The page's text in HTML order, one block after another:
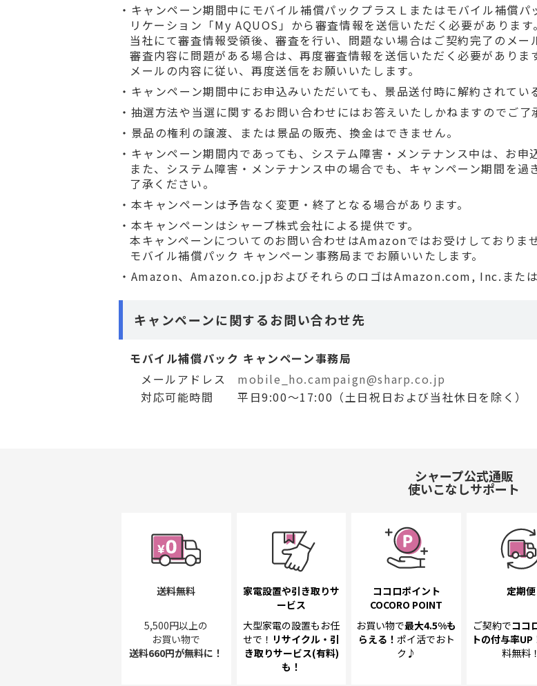
キャンペーン期間中にモバイル補償パックプラスＬまたはモバイル補償
リケーション「My AQUOS」から審査情報を送信いただく必要があります。
当社にて審査情報受領後、審査を行い、問題ない場合はご契約完了のメー
審査内容に問題がある場合は、再度審査情報を送信いただく必要があります
メールの内容に従い、再度送信をお願いいたします。
キャンペーン期間中にお申込みいただいても、景品送付時に解約されてい
抽選方法や当選に関するお問い合わせにはお答えいたしかねますのでご了
景品の権利の譲渡、または景品の販売、換金はできません。
キャンペーン期間内であっても、システム障害・メンテナンス中は、お申
また、システム障害・メンテナンス中の場合でも、キャンペーン期間を
了承ください。
本キャンペーンは予告なく変更・終了となる場合があります。
本キャンペーンはシャープ株式会社による提供です。
本キャンペーンについてのお問い合わせはAmazonではお受けしておりませ
モバイル補償パック キャンペーン事務局までお願いいたします。
Amazon、Amazon.co.jpおよびそれらのロゴはAmazon.com, Inc.または
キャンペーンに関するお問い合わせ先
モバイル補償パック キャンペーン事務局
メールアドレス
mobile_ho.campaign@sharp.co.jp
対応可能時間
平日9:00～17:00（土日祝日および当社休日を除く）
シャープ公式通販
使いこなしサポート
送料無料
5,500円以上の
お買い物で
送料660円が無料に！
家電設置や引き取りサ
ービス
大型家電の設置も お任
せで！ リサイクル・引
き取りサービス(有料)
も！
ココロポイント
COCORO POINT
お買い物で最大4.5%も
らえる！ ポイ活でおト
ク♪
定期便
ご契約でココ
トの付与率UP
料無料！